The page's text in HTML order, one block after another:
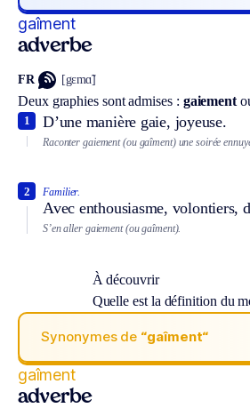
gaîment
adverbe
FR [gɛmɑ̃]
Deux graphies sont admises : gaiement
D’une manière gaie, joyeuse.
1
Raconter gaiement (ou gaîment) une soirée
Familier.
Avec enthousiasme, volontiers,
2
S’en aller gaiement (ou gaîment).
À découvrir
Quelle est la définition du
Synonymes de “gaîment“
gaîment
adverbe